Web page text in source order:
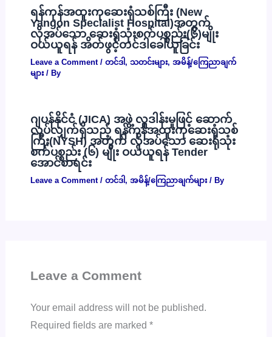
ရန်ကုန်အထူးကုဆေးရုံသစ်ကြီး (New
Yangon Specialist Hospital)အတွက်
လိုအပ်သော ဆေးရုံသုံးစက်ပစ္စည်း(၆)မျိုး
ဝယ်ယူရန် အိတ်ဖွင့်တင်ဒါခေါ်ယူခြင်း
Leave a Comment / တင်ဒါ , သတင်းများ, အမိန့်/ကြေညာချက်
များ/ By
ဂျပန်နိုင်ငံ (JICA) အဖွဲ့ လှူဒါန်းမှုဖြင့် ဆောက်
လုပ်လျှက်ရှိသည့် ရန်ကုန်အထူးကုဆေးရုံသစ်
ကြီး(NYSH) အတွက် လိုအပ်သော ဆေးရုံသုံး
စက်ပစ္စည်း (၆) မျိုး ဝယ်ယူရန် Tender
အောင်စာရင်း
Leave a Comment / တင်ဒါ , အမိန့်/ကြေညာချက်များ/ By
Leave a Comment
Your email address will not be published.
Required fields are marked *